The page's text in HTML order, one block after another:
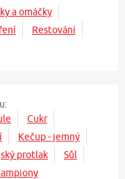
a omáčky
Restování
Cukr
Kečup - jemný
protlak
Sůl